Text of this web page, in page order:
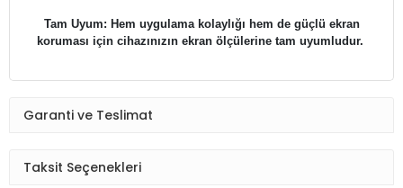
Tam Uyum: Hem uygulama kolaylığı hem de güçlü ekran
koruması için cihazınızın ekran ölçülerine tam uyumludur.
Garanti ve Teslimat
Taksit Seçenekleri